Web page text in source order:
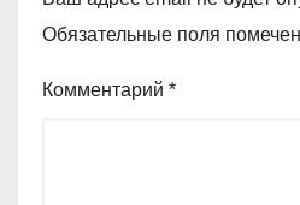
Обязательные поля
Комментарий *